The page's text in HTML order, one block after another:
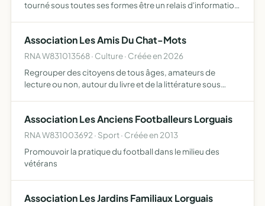
tourné sous toutes ses formes être un relais d'information
Association Les Amis Du Chat-Mots
RNA W831013568 · Culture · Créée en 2026
Regrouper des citoyens de tous âges, amateurs de
lecture ou non, autour du livre et de la littérature sous
Association Les Anciens Footballeurs Lorguais
RNA W831003692 · Sport · Créée en 2013
Promouvoir la pratique du football dans le milieu des
vétérans
Association Les Jardins Familiaux Lorguais